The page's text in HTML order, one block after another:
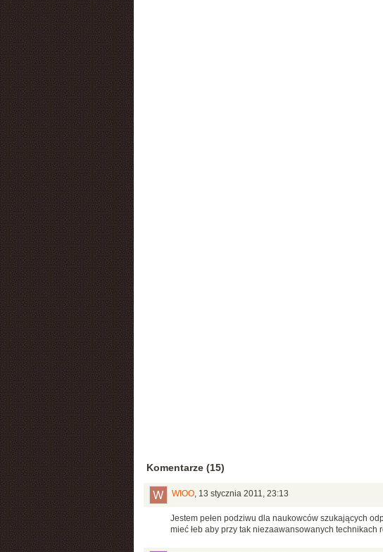
Komentarze (15)
WIOO, 13 stycznia 2011, 23:13
Jestem pełen podziwu dla naukowców szukających
mieć łeb aby przy tak niezaawansowanych technikach